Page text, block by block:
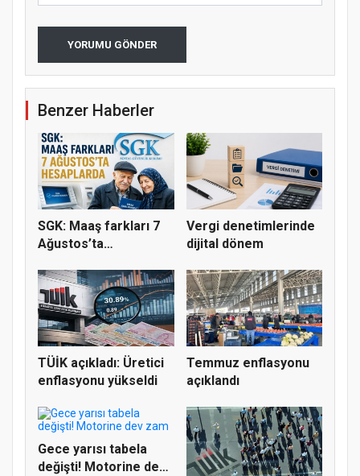
YORUMU GÖNDER
Benzer Haberler
SGK: Maaş farkları 7
Ağustos’ta
Vergi denetimlerinde
dijital dönem
TÜİK açıkladı: Üretici
enflasyonu yükseldi
Temmuz enflasyonu
açıklandı
Gece yarısı tabela
değişti! Motorine dev